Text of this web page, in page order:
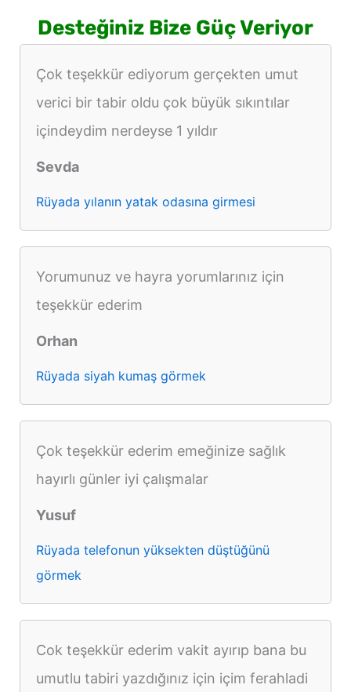
Desteğiniz Bize Güç Veriyor
Çok teşekkür ediyorum gerçekten umut
verici bir tabir oldu çok büyük sıkıntılar
içindeydim nerdeyse 1 yıldır
Sevda
Rüyada yılanın yatak odasına girmesi
Yorumunuz ve hayra yorumlarınız için
teşekkür ederim
Orhan
Rüyada siyah kumaş görmek
Çok teşekkür ederim emeğinize sağlık
hayırlı günler iyi çalışmalar
Yusuf
Rüyada telefonun yüksekten düştüğünü
görmek
Cok teşekkür ederim vakit ayırıp bana bu
umutlu tabiri yazdığınız için içim ferahladi